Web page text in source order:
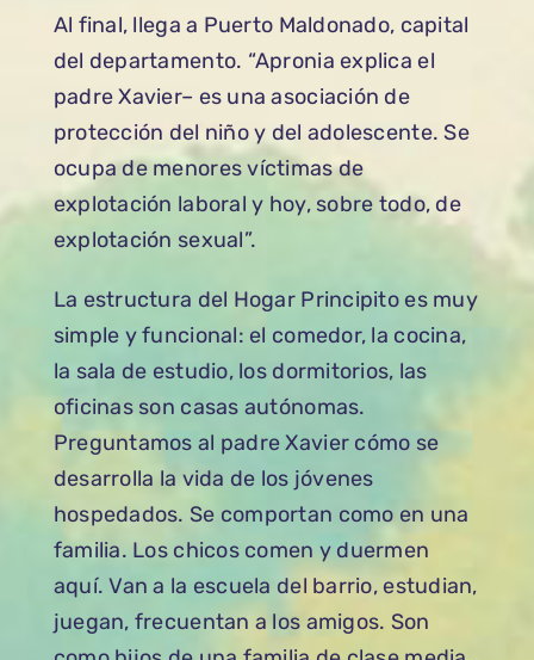
Al final, llega a Puerto Maldonado, capital
del departamento. “Apronia explica el
padre Xavier– es una asociación de
protección del niño y del adolescente. Se
ocupa de menores víctimas de
explotación laboral y hoy, sobre todo, de
explotación sexual”.
La estructura del Hogar Principito es muy
simple y funcional: el comedor, la cocina,
la sala de estudio, los dormitorios, las
oficinas son casas autónomas.
Preguntamos al padre Xavier cómo se
desarrolla la vida de los jóvenes
hospedados. Se comportan como en una
familia. Los chicos comen y duermen
aquí. Van a la escuela del barrio, estudian,
juegan, frecuentan a los amigos. Son